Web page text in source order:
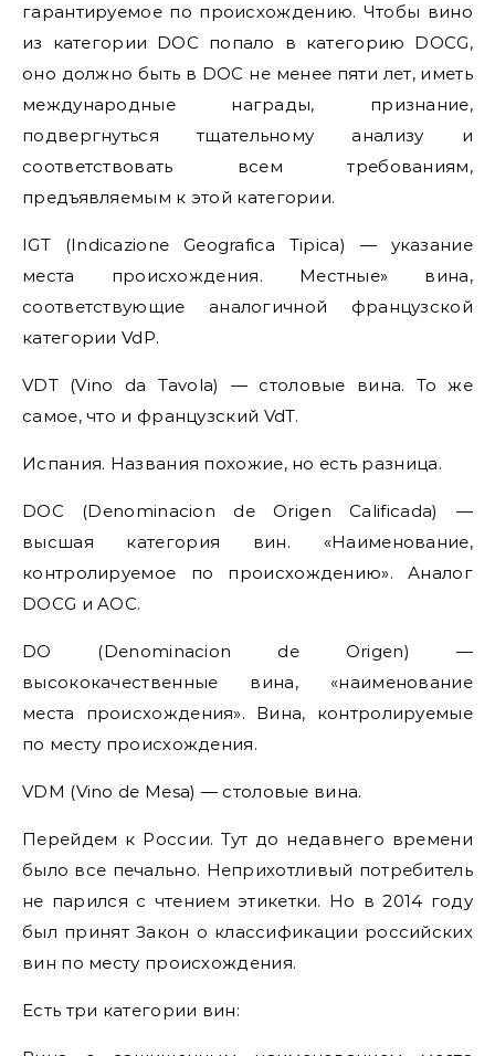
гарантируемое по происхождению. Чтобы вино
из категории DOC попало в категорию DOCG,
оно должно быть в DOC не менее пяти лет, иметь
международные награды, признание,
подвергнуться тщательному анализу и
соответствовать всем требованиям,
предъявляемым к этой категории.
IGT (Indicazione Geografica Tipica) — указание
места происхождения. Местные» вина,
соответствующие аналогичной французской
категории VdP.
VDT (Vino da Tavola) — столовые вина. То же
самое, что и французский VdT.
Испания. Названия похожие, но есть разница.
DOC (Denominacion de Origеn Calificada) —
высшая категория вин. «Наименование,
контролируемое по происхождению». Аналог
DOCG и AOC.
DO (Denominacion de Origen) —
высококачественные вина, «наименование
места происхождения». Вина, контролируемые
по месту происхождения.
VDM (Vino de Mesa) — столовые вина.
Перейдем к России. Тут до недавнего времени
было все печально. Неприхотливый потребитель
не парился с чтением этикетки. Но в 2014 году
был принят Закон о классификации российских
вин по месту происхождения.
Есть три категории вин: